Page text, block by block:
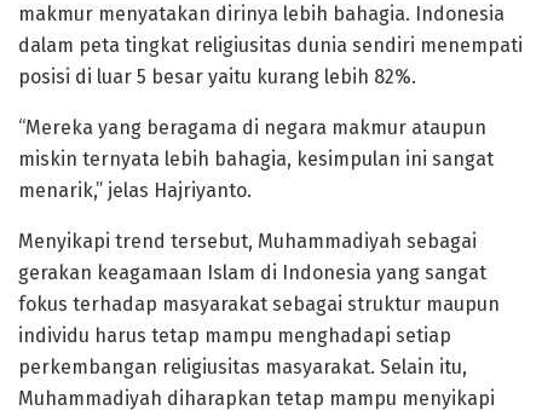
makmur menyatakan dirinya lebih bahagia. Indonesia
dalam peta tingkat religiusitas dunia sendiri menempati
posisi di luar 5 besar yaitu kurang lebih 82%.
“Mereka yang beragama di negara makmur ataupun
miskin ternyata lebih bahagia, kesimpulan ini sangat
menarik,” jelas Hajriyanto.
Menyikapi trend tersebut, Muhammadiyah sebagai
gerakan keagamaan Islam di Indonesia yang sangat
fokus terhadap masyarakat sebagai struktur maupun
individu harus tetap mampu menghadapi setiap
perkembangan religiusitas masyarakat. Selain itu,
Muhammadiyah diharapkan tetap mampu menyikapi